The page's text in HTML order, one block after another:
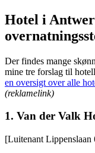
Hotel i
Der findes mange
mine tre forslag til
en oversigt over alle
(reklamelink)
1. Van der Valk
[Luitenant Lippenslaan